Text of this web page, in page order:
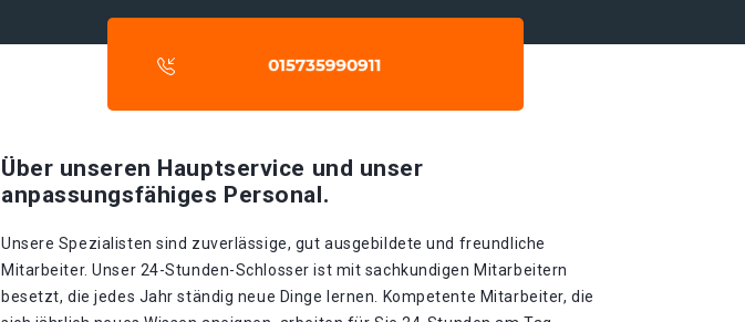
Über unseren Hauptservice und unser
anpassungsfähiges Personal.
Unsere Spezialisten sind zuverlässige, gut ausgebildete und freundliche
Mitarbeiter. Unser 24-Stunden-Schlosser ist mit sachkundigen Mitarbeitern
besetzt, die jedes Jahr ständig neue Dinge lernen. Kompetente Mitarbeiter, die